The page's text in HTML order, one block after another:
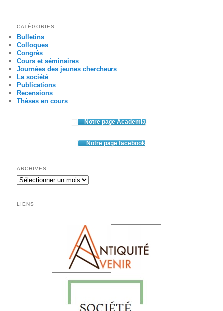
CATÉGORIES
Bulletins
Colloques
Congrès
Cours et séminaires
Journées des jeunes chercheurs
La société
Publications
Recensions
Thèses en cours
Notre page Academia
Notre page facebook
ARCHIVES
Archives
LIENS